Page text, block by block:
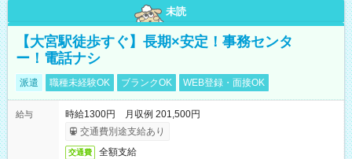
未読
【大宮駅徒歩すぐ】長期×安定！事務センタ
ー！電話ナシ
派遣 職種未経験OK ブランクOK WEB登録・面接OK
給与
時給1300円 月収例 201,500円
交通費別途支給あり
交通費 全額支給